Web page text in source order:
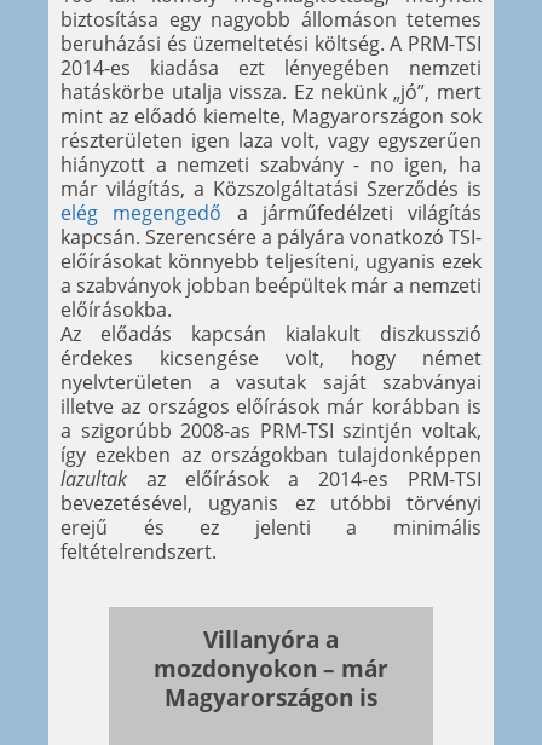
biztosítása egy nagyobb állomáson tetemes
beruházási és üzemeltetési költség. A PRM-TSI
2014-es kiadása ezt lényegében nemzeti
hatáskörbe utalja vissza. Ez nekünk „jó”, mert
mint az előadó kiemelte, Magyarországon sok
részterületen igen laza volt, vagy egyszerűen
hiányzott a nemzeti szabvány - no igen, ha
már világítás, a Közszolgáltatási Szerződés is
elég megengedő a járműfedélzeti világítás
kapcsán. Szerencsére a pályára vonatkozó TSI-
előírásokat könnyebb teljesíteni, ugyanis ezek
a szabványok jobban beépültek már a nemzeti
előírásokba.
Az előadás kapcsán kialakult diszkusszió
érdekes kicsengése volt, hogy német
nyelvterületen a vasutak saját szabványai
illetve az országos előírások már korábban is
a szigorúbb 2008-as PRM-TSI szintjén voltak,
így ezekben az országokban tulajdonképpen
lazultak az előírások a 2014-es PRM-TSI
bevezetésével, ugyanis ez utóbbi törvényi
erejű és ez jelenti a minimális
feltételrendszert.
Villanyóra a
mozdonyokon – már
Magyarországon is